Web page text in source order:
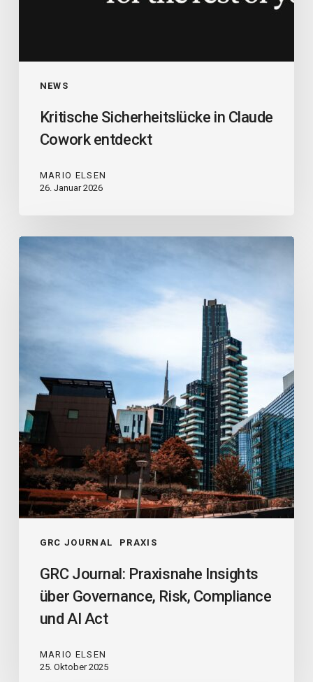
NEWS
Kritische Sicherheitslücke in Claude
Cowork entdeckt
MARIO ELSEN
26. Januar 2026
GRC JOURNAL PRAXIS
Compliance
AI
Act
GRC Journal: Praxisnahe Insights
über Governance, Risk, Compliance
und AI Act
MARIO ELSEN
25. Oktober 2025